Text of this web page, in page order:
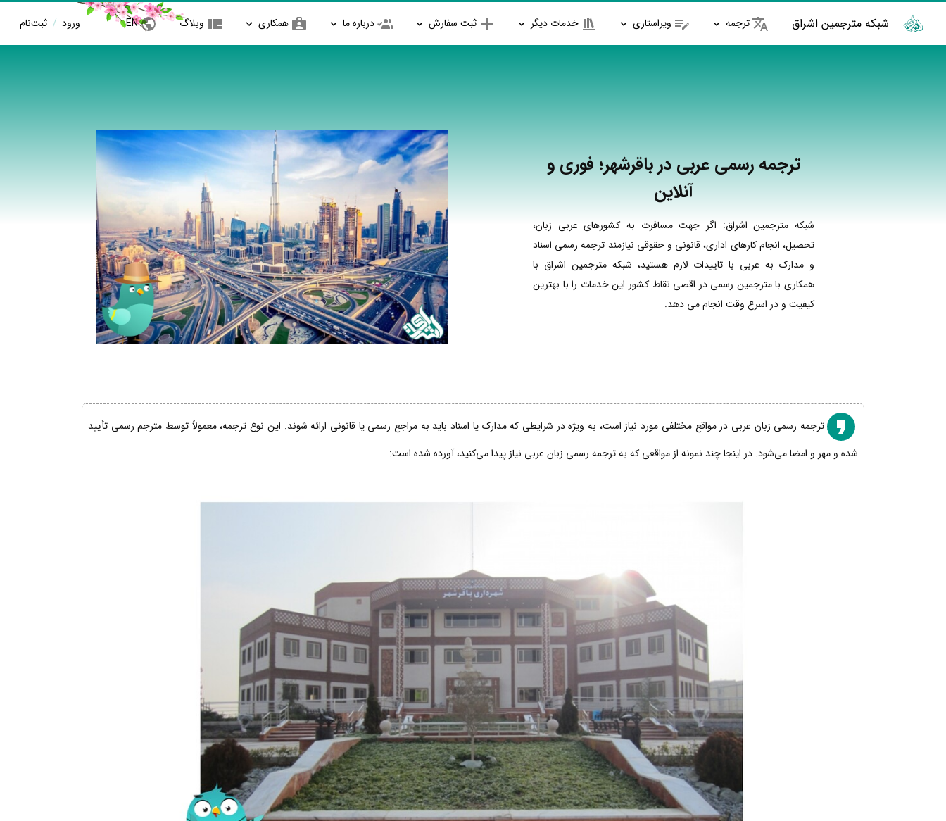
شبکه مترجمین اشراق ترجمه ویراستاری خدمات دیگر ثبت سفارش درباره ما همکاری وبلاگ EN ورود / ثبت‌نام
ترجمه رسمی عربی در باقرشهر؛ فوری و
آنلاین
شبکه مترجمین اشراق: اگر جهت مسافرت به کشورهای عربی زبان،
تحصیل، انجام کارهای اداری، قانونی و حقوقی نیازمند ترجمه رسمی اسناد
و مدارک به عربی با تاییدات لازم هستید، شبکه مترجمین اشراق با
همکاری با مترجمین رسمی در اقصی نقاط کشور این خدمات را با بهترین
کیفیت و در اسرع وقت انجام می دهد.
ترجمه رسمی زبان عربی در مواقع مختلفی مورد نیاز است، به ویژه در شرایطی که مدارک یا اسناد باید به مراجع رسمی یا قانونی ارائه شوند. این نوع ترجمه، معمولاً توسط مترجم رسمی تأیید
شده و مهر و امضا می‌شود. در اینجا چند نمونه از مواقعی که به ترجمه رسمی زبان عربی نیاز پیدا می‌کنید، آورده شده است: